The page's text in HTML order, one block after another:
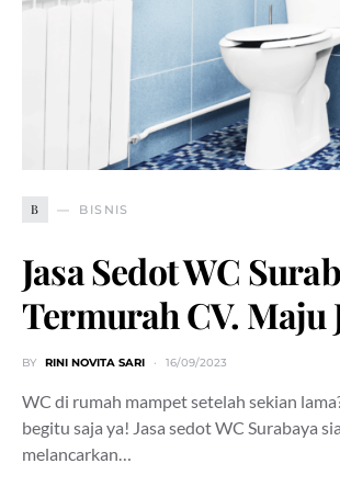
B BISNIS
Jasa Sedot WC
Termurah CV. Maju
BY RINI NOVITA SARI 16/09/2023
WC di rumah mampet setelah sekian
begitu saja ya! Jasa sedot WC Surabaya
melancarkan…